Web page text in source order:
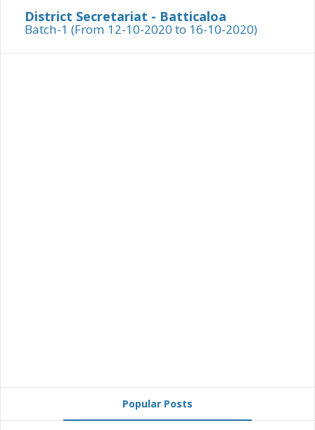
District Secretariat - Batticaloa
Batch-1 (From 12-10-2020 to 16-10-2020)
Popular Posts